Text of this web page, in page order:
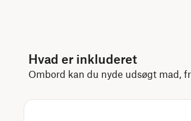
Hvad er inkluderet
Ombord kan du nyde udsøgt mad,